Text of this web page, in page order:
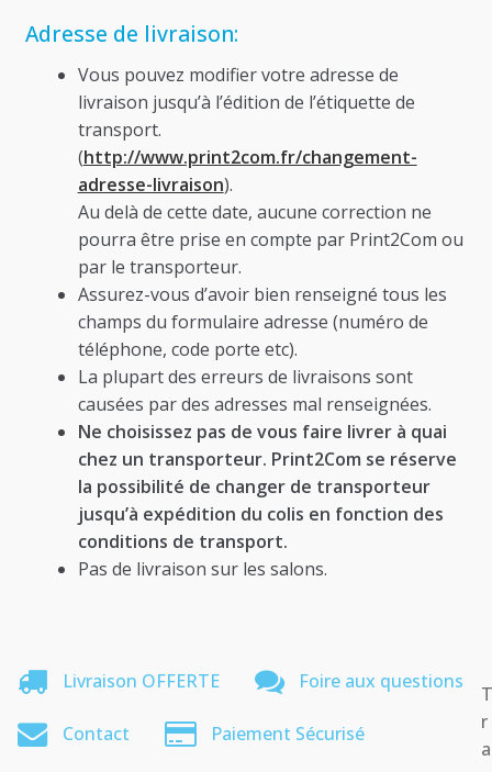
Adresse de livraison:
Vous pouvez modifier votre adresse de
livraison jusqu’à l’édition de l’étiquette de
transport.
(http://www.print2com.fr/changement-
adresse-livraison).
Au delà de cette date, aucune correction ne
pourra être prise en compte par Print2Com ou
par le transporteur.
Assurez-vous d’avoir bien renseigné tous les
champs du formulaire adresse (numéro de
téléphone, code porte etc).
La plupart des erreurs de livraisons sont
causées par des adresses mal renseignées.
Ne choisissez pas de vous faire livrer à quai
chez un transporteur. Print2Com se réserve
la possibilité de changer de transporteur
jusqu’à expédition du colis en fonction des
conditions de transport.
Pas de livraison sur les salons.
Livraison OFFERTE Foire aux questions
Contact Paiement Sécurisé
r
a